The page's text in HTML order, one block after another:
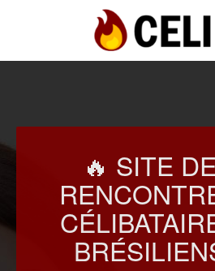
🔥 SITE DE